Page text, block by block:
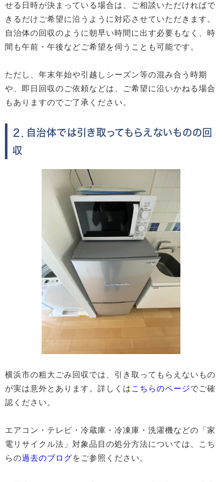
せる日時が決まっている場合は、ご相談いただければで
きるだけご希望に沿うように対応させていただきます。
自治体の回収のように朝早い時間に出す必要もなく、時
間も午前・午後などご希望を伺うことも可能です。
ただし、年末年始や引越しシーズン等の混み合う時期
や、即日回収のご依頼などは、ご希望に沿いかねる場合
もありますのでご了承ください。
２．自治体では引き取ってもらえないものの回
収
横浜市の粗大ごみ回収では、引き取ってもらえないもの
が実は意外とあります。詳しくは こちらのページでご確
認ください。
エアコン・テレビ・冷蔵庫・冷凍庫・洗濯機などの「家
電リサイクル法」対象品目の処分方法については、こち
らの過去のブログをご参照ください。